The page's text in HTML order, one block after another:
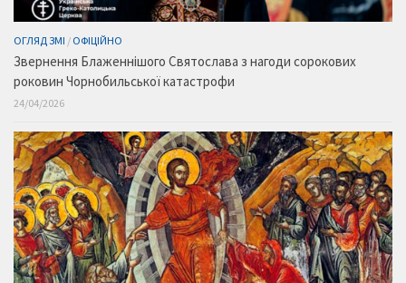
ОГЛЯД ЗМІ / ОФІЦІЙНО
Звернення Блаженнішого Святослава з нагоди сорокових
роковин Чорнобильської катастрофи
24/04/2026